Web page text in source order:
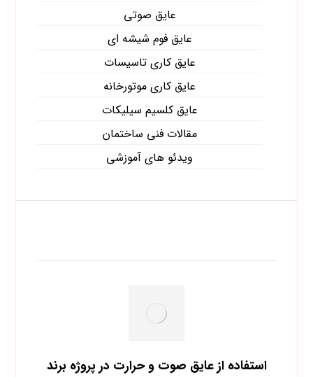
عایق صوتی
عایق فوم شیشه ای
عایق کاری تاسیسات
عایق کاری موتورخانه
عایق کلسیم سیلیکات
مقالات فنی ساختمان
ویدئو های آموزشی
استفاده از عایق صوت و حرارت در پروژه برند